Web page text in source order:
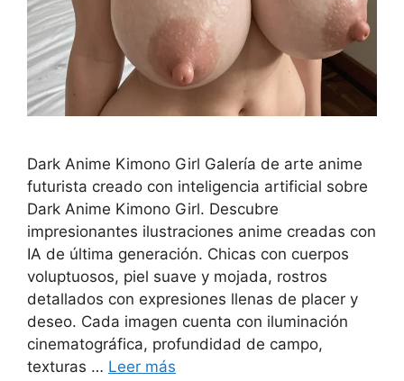
Dark Anime Kimono Girl Galería de arte anime
futurista creado con inteligencia artificial sobre
Dark Anime Kimono Girl. Descubre
impresionantes ilustraciones anime creadas con
IA de última generación. Chicas con cuerpos
voluptuosos, piel suave y mojada, rostros
detallados con expresiones llenas de placer y
deseo. Cada imagen cuenta con iluminación
cinematográfica, profundidad de campo,
texturas … Leer más